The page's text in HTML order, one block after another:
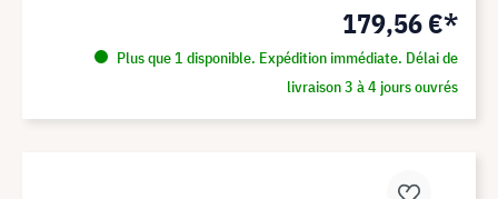
179,56 €*
Plus que 1 disponible. Expédition immédiate. Délai de
livraison 3 à 4 jours ouvrés